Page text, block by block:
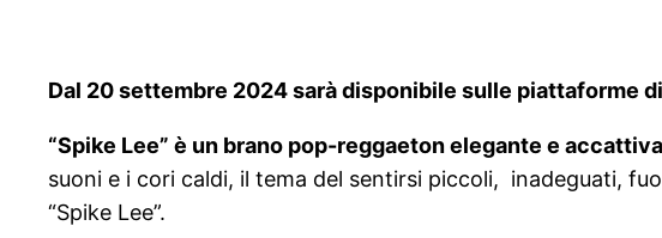
Dal 20 settembre 2024 sarà disponibile sulle piattaforme
“Spike Lee” è un brano pop-reggaeton elegante e
suoni e i cori caldi, il tema del sentirsi piccoli, inadeguati,
“Spike Lee”.